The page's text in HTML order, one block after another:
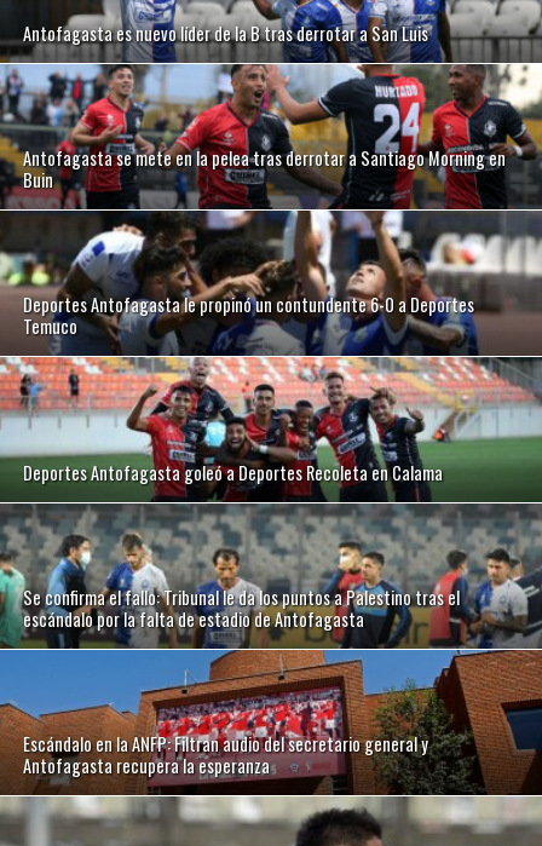
Antofagasta es nuevo líder de la B tras derrotar a San Luis
Antofagasta se mete en la pelea tras derrotar a Santiago Morning en
Buin
Deportes Antofagasta le propinó un contundente 6-0 a Deportes
Temuco
Deportes Antofagasta goleó a Deportes Recoleta en Calama
Se confirma el fallo: Tribunal le da los puntos a Palestino tras el
escándalo por la falta de estadio de Antofagasta
Escándalo en la ANFP: Filtran audio del secretario general y
Antofagasta recupera la esperanza